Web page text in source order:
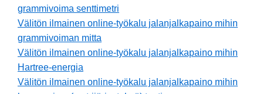
grammivoima senttimetri
Välitön ilmainen online-työkalu jalanjalkapaino mihin
grammivoiman mitta
Välitön ilmainen online-työkalu jalanjalkapaino mihin
Hartree-energia
Välitön ilmainen online-työkalu jalanjalkapaino mihin